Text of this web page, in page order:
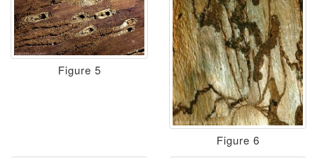
Figure 5
Figure 6